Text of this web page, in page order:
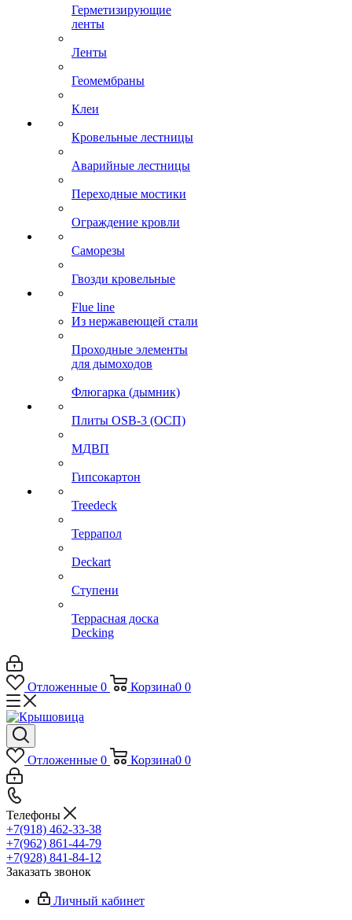
Герметизирующие
ленты
Ленты
Геомембраны
Клеи
Кровельные лестницы
Аварийные лестницы
Переходные мостики
Ограждение кровли
Саморезы
Гвозди кровельные
Flue line
Из нержавеющей стали
Проходные элементы
для дымоходов
Флюгарка (дымник)
Плиты OSB-3 (ОСП)
МДВП
Гипсокартон
Treedeck
Террапол
Deckart
Ступени
Террасная доска
Decking
Отложенные 0 Корзина0 0
Отложенные 0 Корзина0 0
Телефоны
+7(918) 462-33-38
+7(962) 861-44-79
+7(928) 841-84-12
Заказать звонок
Личный кабинет